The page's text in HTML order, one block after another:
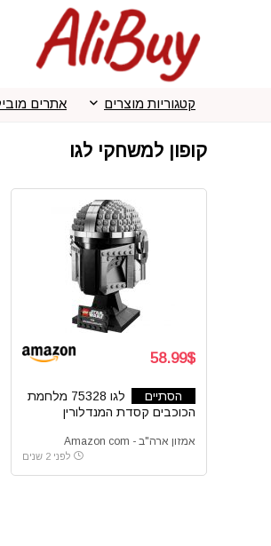
קטגוריות מוצרים אתרים
קופון למשחקי לגו
58.99$
הסתיים
לגו 75328 מלחמת
הכוכבים קסדת המנדלורין
אמזון ארה"ב - Amazon com
לפני 2 שנים